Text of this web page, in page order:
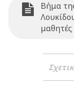
Βήμα